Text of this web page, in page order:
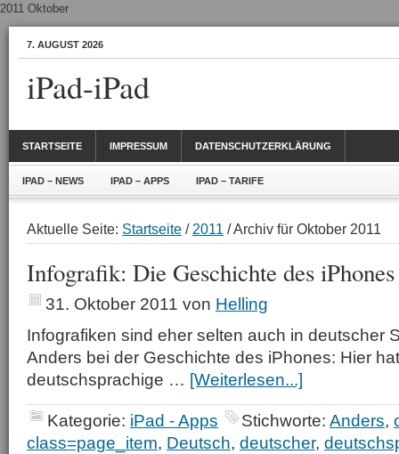
2011 Oktober
7. AUGUST 2026
iPad-iPad
STARTSEITE IMPRESSUM DATENSCHUTZERKLÄRUNG
IPAD – NEWS IPAD – APPS IPAD – TARIFE
Aktuelle Seite: Startseite / 2011 / Archiv für Oktober 2011
Infografik: Die Geschichte des
31. Oktober 2011 von Helling
Infografiken sind eher selten auch in deutscher
Anders bei der Geschichte des iPhones: Hier
deutschsprachige … [Weiterlesen...]
Kategorie: iPad - Apps Stichworte: Anders,
class=page_item, Deutsch, deutscher,